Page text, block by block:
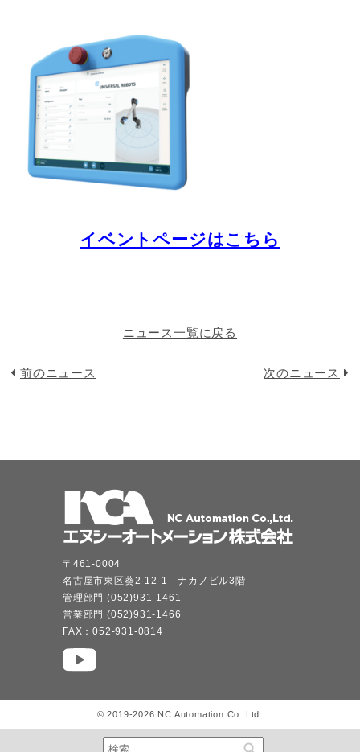
イベントページはこちら
前のニュース
ニュース一覧に戻る
次のニュース
〒461-0004
名古屋市東区葵2-12-1 ナカノビル3階
管理部門 (052)931-1461
営業部門 (052)931-1466
FAX：052-931-0814
© 2019-2026 NC Automation Co. Ltd.